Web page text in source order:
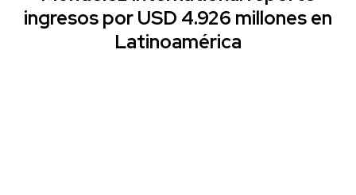
ingresos por USD 4.926 millones en
Latinoamérica